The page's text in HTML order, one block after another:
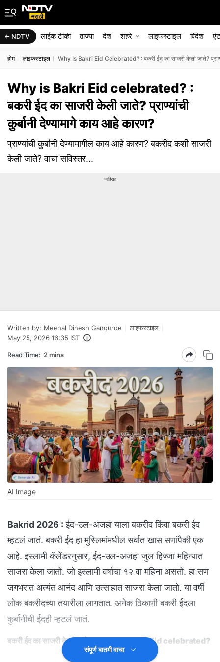
NDTV लाईव्ह टीव्ही ताज्या देश शहरे लाइफस्टाइल विदेश
होम लाइफस्टाइल Why Is Bakri Eid Celebrated? : बकरी ईद का साजरी केली जाते?
Why is Bakri Eid celebrated? :
बकरी ईद का साजरी केली जाते? प्राण्यांची
कुर्बानी देण्यामागे काय आहे कारण?
प्राण्यांची कुर्बानी देण्यामागील काय आहे कारण? बकरीद कशी साजरी
केली जाते? वाचा सविस्तर...
जाहिरात
Written by: Meenal Dinesh Gangurde
लाइफस्टाइल
May 25, 2026 16:35 IST
Read Time: 2 mins
AI Image
Bakrid 2026 : ईद-उल-अजहा याला बकरीद किंवा बकरी ईद
म्हटलं जातं. बकरी ईद हा मुस्लिमांमधील सर्वात खास सणांपैकी एक
आहे. इस्लामी कॅलेंडरनुसार, ईद-उल-अजहा जुल हिज्जा महिन्यात
साजरा केला जातो. जो इस्लामी वर्षाचा १२ वा महिना असतो. हा सण
जगभरात अत्यंत आनंद आणि उत्साहात साजरा केला जातो. या वर्षी
लोक बकरीदच्या तयारीला लागतात. अनेक ठिकाणी बकरी ईदला
कुर्बानीची ईदही म्हटलं जातं.
बकरी ईद का साजरी केली जाते? l Why is Bakri Eid celebrated?
बकरी ईद हा सण मुस्लीम बांधवांसाठी अत्यंत महत्त्वाचा असतो. संपूर्ण
संपूर्ण बातमी वाचा